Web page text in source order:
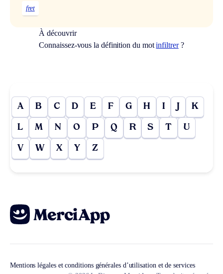
fret
À découvrir
Connaissez-vous la définition du motinfiltrer?
A B C D E F G H I J K
L M N O P Q R S T U
V W X Y Z
Mentions légales et conditions générales d’utilisation et de services